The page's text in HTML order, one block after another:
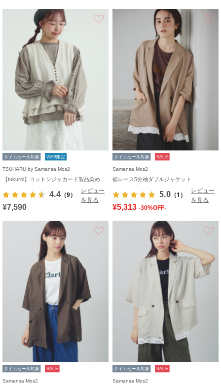
タイムセール対象 WEB限定
TSUHARU by Samansa Mos2
4.4 （9）
レビュー
を見る
¥7,590
タイムセール対象 SALE
Samansa Mos2
裾レース5分袖ダブルジャケット
5.0 （1）
レビュー
を見る
¥5,313 -30%OFF-
タイムセール対象 SALE
Samansa Mos2
タイムセール対象 SALE
Samansa Mos2